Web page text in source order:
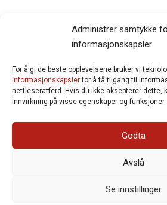
Administrer samtykke
informasjonskapsler
For å gi de beste opplevelsene bruker vi
informasjonskapslerfor å få tilgang til
nettleseratferd. Hvis du ikke aksepterer dette,
innvirkning på visse egenskaper og funksjoner.
Godta
Avslå
Se innstillinger
Besteforeldrenes
Ansvarlig redaktør
:
: Postboks 1231
Organisasjonsnummer